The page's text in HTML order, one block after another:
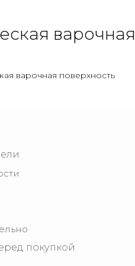
варочная
варочная поверхность
покупкой